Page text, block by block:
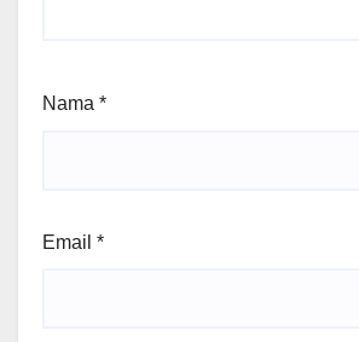
Nama *
Email *